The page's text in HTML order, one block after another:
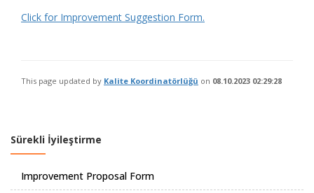
Click for Improvement Suggestion Form.
This page updated by Kalite Koordinatörlüğü on 08.10.2023 02:29:28
Sürekli İyileştirme
Improvement Proposal Form